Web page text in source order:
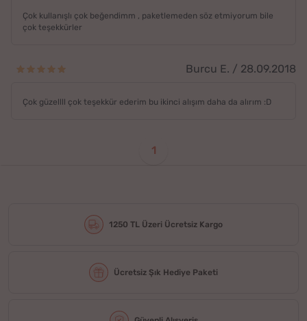
Çok kullanışlı çok beğendimm , paketlemeden söz etmiyorum bile
çok teşekkürler
Burcu E. / 28.09.2018
Çok güzellll çok teşekkür ederim bu ikinci alışım daha da alırım :D
1
1250 TL Üzeri Ücretsiz Kargo
Ücretsiz Şık Hediye Paketi